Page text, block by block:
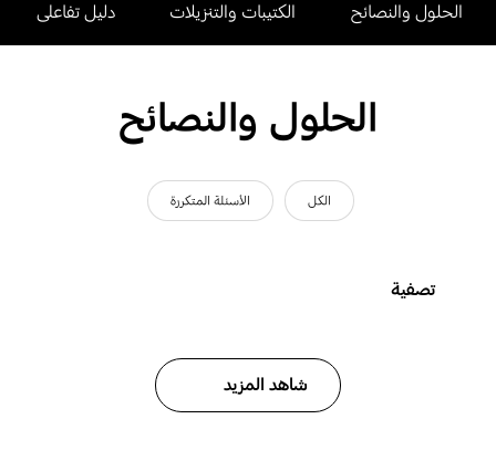
الحلول والنصائح الكتيبات والتنزيلات دليل تفاعلى
الحلول والنصائح
الكل الأسئلة المتكررة
تصفية
شاهد المزيد